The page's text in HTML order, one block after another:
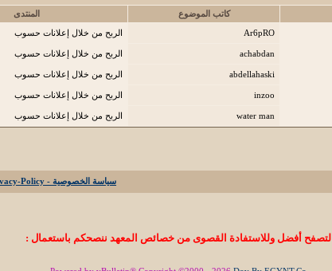
كاتب الموضوع المنتدى
Ar6pRO الربح من خلال إعلانات حسوب
achabdan الربح من خلال إعلانات حسوب
abdellahaski الربح من خلال إعلانات حسوب
inzoo الربح من خلال إعلانات حسوب
water man الربح من خلال إعلانات حسوب
سياسة الخصوصية - Privacy-Policy
لتصفح أفضل وللاستفادة القصوى من خصائص المعهد ننصحكم باستعمال :